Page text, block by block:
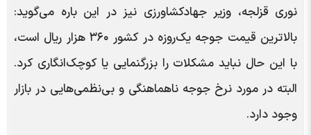
نوری قزلجه، وزیر جهادکشاورزی نیز در این باره می‌گوید:
بالا‌ترین قیمت جوجه یک‌روزه در کشور ۳۶۰ هزار ریال است،
با این حال نباید مشکلات را بزرگنمایی یا کوچک‌انگاری کرد.
البته در مورد نرخ جوجه ناهماهنگی و بی‌نظمی‌هایی در بازار
وجود دارد.